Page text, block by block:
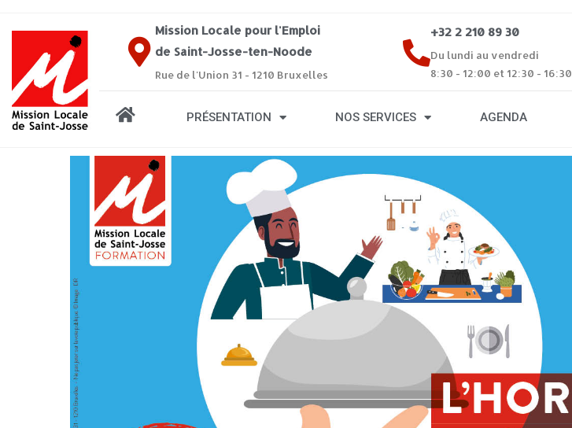
Mission Locale pour l'Emploi
de Saint-Josse-ten-Noode
Rue de l'Union 31 - 1210 Bruxelles
+32 2 210 89 30
Du lundi au vendredi
8:30 - 12:00 et 12:30 - 16:30
PRÉSENTATION NOS SERVICES AGENDA